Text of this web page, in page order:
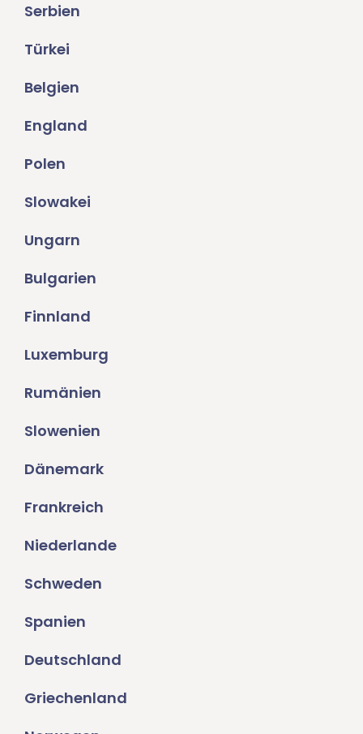
Serbien
Türkei
Belgien
England
Polen
Slowakei
Ungarn
Bulgarien
Finnland
Luxemburg
Rumänien
Slowenien
Dänemark
Frankreich
Niederlande
Schweden
Spanien
Deutschland
Griechenland